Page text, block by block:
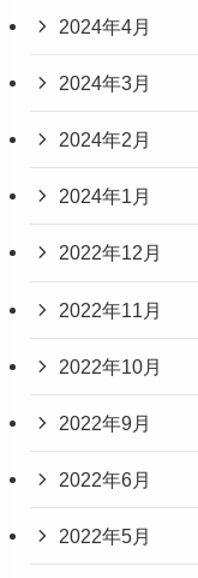
2024年4月
2024年3月
2024年2月
2024年1月
2022年12月
2022年11月
2022年10月
2022年9月
2022年6月
2022年5月